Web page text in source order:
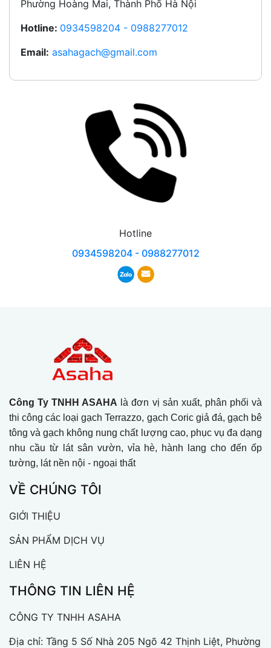
Phường Hoàng Mai, Thành Phố Hà Nội
Hotline: 0934598204 - 0988277012
Email: asahagach@gmail.com
Hotline
0934598204 - 0988277012
Công Ty TNHH ASAHA là đơn vị sản xuất, phân phối và
thi công các loại gạch Terrazzo, gạch Coric giả đá, gạch bê
tông và gạch không nung chất lượng cao, phục vụ đa dạng
nhu cầu từ lát sân vườn, vỉa hè, hành lang cho đến ốp
tường, lát nền nội - ngoại thất
VỀ CHÚNG TÔI
GIỚI THIỆU
SẢN PHẨM DỊCH VỤ
LIÊN HỆ
THÔNG TIN LIÊN HỆ
CÔNG TY TNHH ASAHA
Địa chỉ: Tầng 5 Số Nhà 205 Ngõ 42 Thịnh Liệt, Phường